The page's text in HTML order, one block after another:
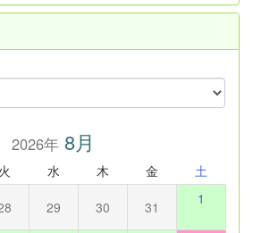
2026年8月
火 水 木 金 土
29 30 31 1